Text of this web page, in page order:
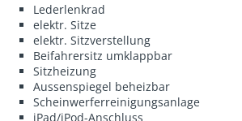
Lederlenkrad
elektr. Sitze
elektr. Sitzverstellung
Beifahrersitz umklappbar
Sitzheizung
Aussenspiegel beheizbar
Scheinwerferreinigungsanlage
iPad/iPod-Anschluss